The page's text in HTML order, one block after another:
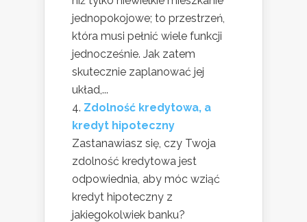
jednopokojowe; to przestrzeń,
która musi pełnić wiele funkcji
jednocześnie. Jak zatem
skutecznie zaplanować jej
układ,...
Zdolność kredytowa, a
kredyt hipoteczny
Zastanawiasz się, czy Twoja
zdolność kredytowa jest
odpowiednia, aby móc wziąć
kredyt hipoteczny z
jakiegokolwiek banku?